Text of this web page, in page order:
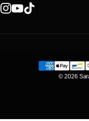
© 2026